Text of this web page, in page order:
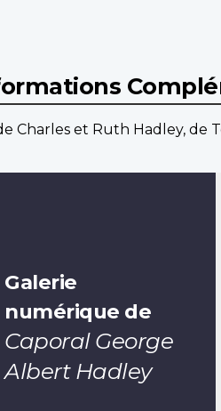
Charles et Ruth Hadley, de
Galerie
numérique de
Caporal George
Albert Hadley